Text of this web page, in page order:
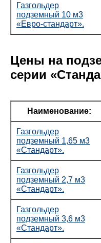
Газгольдер
подземный 10 м3
«Евро-стандарт».
Цены на
серии
Наименование:
Газгольдер
подземный 1,65 м3
«Стандарт».
Газгольдер
подземный 2,7 м3
«Стандарт».
Газгольдер
подземный 3,6 м3
«Стандарт».